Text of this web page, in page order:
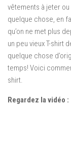
vêtements à jeter
quelque chose, en
qu’on ne met plus
un peu vieux T-shirt
quelque chose
temps! Voici
shirt.
Regardez la vidéo :